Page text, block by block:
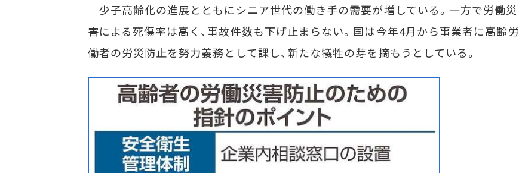
少子高齢化の進展とともにシニア世代の働き手の需要が増している。一方で労働災
害による死傷率は高く、事故件数も下げ止まらない。国は今年4月から事業者に高齢労
働者の労災防止を努力義務として課し、新たな犠牲の芽を摘もうとしている。